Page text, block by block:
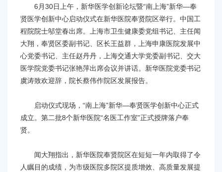
6月30日上午，新华医学创新论坛暨“南上海”新华—奉
贤医学创新中心启动仪式在新华医院奉贤院区举行。中国工
程院院士邬堂春出席。上海市卫生健康委党组书记、主任闻
大翔，奉贤区委副书记、区长王益群，上海申康医院发展中
心党委书记、主任赵丹丹，上海交通大学党委副书记、交大
医学院党委书记张艳萍出席会议并讲话。新华医院党委书记
虞涛致欢迎辞，院长蔡伟作院区发展报告。
启动仪式现场，“南上海”新华—奉贤医学创新中心正式
成立。第二批8个新华医院“名医工作室”正式授牌落户奉
贤。
闻大翔指出，新华医院奉贤院区在短短一年内取得了令
人瞩目的成绩，为市级医院多院区提质增效、高质量发展提